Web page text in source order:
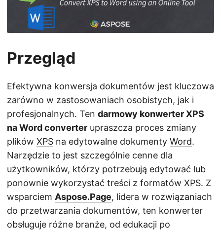
Przegląd
Efektywna konwersja dokumentów jest kluczowa
zarówno w zastosowaniach osobistych, jak i
profesjonalnych. Ten darmowy konwerter XPS
na Wordconverter upraszcza proces zmiany
plików XPS na edytowalne dokumenty Word.
Narzędzie to jest szczególnie cenne dla
użytkowników, którzy potrzebują edytować lub
ponownie wykorzystać treści z formatów XPS. Z
wsparciem Aspose.Page, lidera w rozwiązaniach
do przetwarzania dokumentów, ten konwerter
obsługuje różne branże, od edukacji po